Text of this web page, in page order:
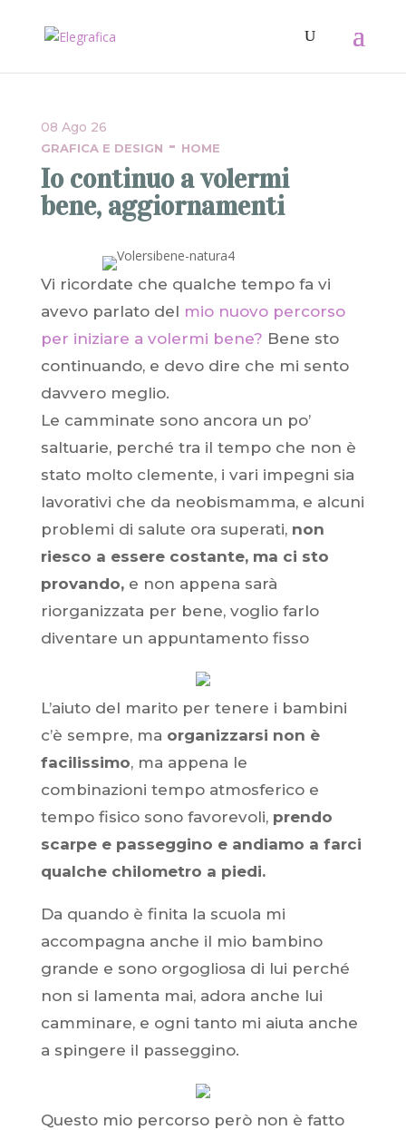
GRAFICA E DESIGN - HOME
08 Ago 26
Io continuo a volermi
bene, aggiornamenti
Vi ricordate che qualche tempo fa vi
avevo parlato del mio nuovo percorso
per iniziare a volermi bene? Bene sto
continuando, e devo dire che mi sento
davvero meglio.
Le camminate sono ancora un po’
saltuarie, perché tra il tempo che non è
stato molto clemente, i vari impegni sia
lavorativi che da neobismamma, e alcuni
problemi di salute ora superati, non
riesco a essere costante, ma ci sto
provando,e non appena sarà
riorganizzata per bene, voglio farlo
diventare un appuntamento fisso
L’aiuto del marito per tenere i bambini
c’è sempre, ma organizzarsi non è
facilissimo, ma appena le
combinazioni tempo atmosferico e
tempo fisico sono favorevoli, prendo
scarpe e passeggino e andiamo a farci
qualche chilometro a piedi.
Da quando è finita la scuola mi
accompagna anche il mio bambino
grande e sono orgogliosa di lui perché
non si lamenta mai, adora anche lui
camminare, e ogni tanto mi aiuta anche
a spingere il passeggino.
Questo mio percorso però non è fatto